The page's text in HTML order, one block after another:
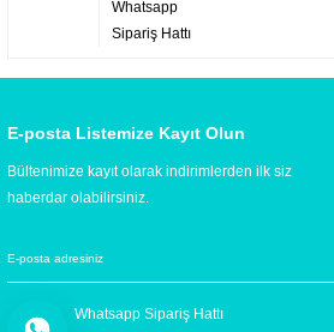
Whatsapp
Sipariş Hattı
E-posta Listemize Kayıt Olun
Bültenimize kayıt olarak indirimlerden ilk siz
haberdar olabilirsiniz.
Whatsapp Sipariş Hattı